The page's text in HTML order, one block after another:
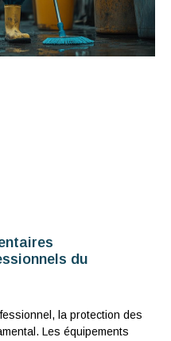
du
la protection des
Les équipements